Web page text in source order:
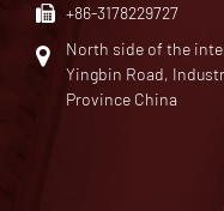
+86-3178229727
North side of the
Yingbin Road,
Province China